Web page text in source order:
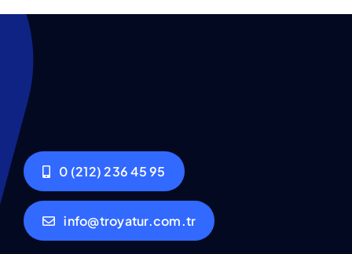
0 (212) 236 45 95
info@troyatur.com.tr